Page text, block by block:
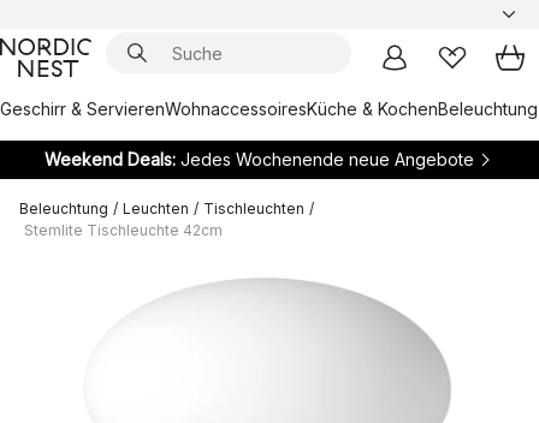
Geschirr & ServierenWohnaccessoiresKüche & KochenBeleuchtung
Weekend Deals:Jedes Wochenende neue Angebote
Beleuchtung / Leuchten / Tischleuchten /
Stemlite Tischleuchte 42cm